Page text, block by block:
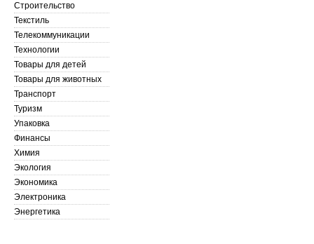
Строительство
Текстиль
Телекоммуникации
Технологии
Товары для детей
Товары для животных
Транспорт
Туризм
Упаковка
Финансы
Химия
Экология
Экономика
Электроника
Энергетика